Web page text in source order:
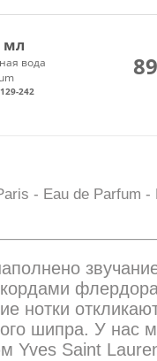
мл
вода
242
- Eau de
нотки
шипра. У наc
Yves Saint